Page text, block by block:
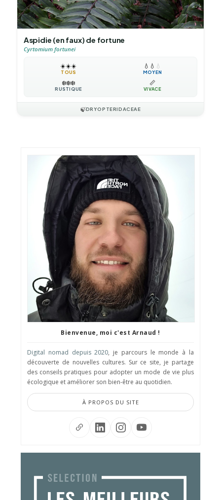
Aspidie (en faux) de fortune
Cyrtomium fortunei
☀️☀️☀️
TOUS
💧 💧 💧
MOYEN
❄️❄️❄️
RUSTIQUE
📏
VIVACE
🍃DRYOPTERIDACEAE
Bienvenue, moi c'est Arnaud !
Digital nomad depuis 2020, je parcours le monde à la
découverte de nouvelles cultures. Sur ce site, je partage
des conseils pratiques pour adopter un mode de vie plus
écologique et améliorer son bien-être au quotidien.
À PROPOS DU SITE